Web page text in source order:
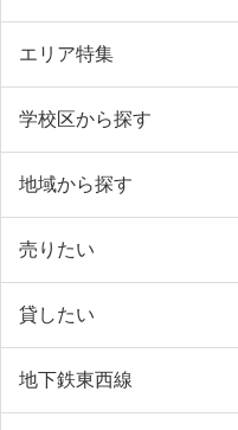
エリア特集
学校区から探す
地域から探す
売りたい
貸したい
地下鉄東西線